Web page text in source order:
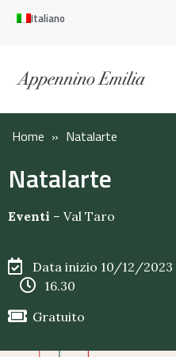
Italiano
Home » Natalarte
Natalarte
Eventi – Val Taro
Data inizio 10/12/2023
16.30
Gratuito